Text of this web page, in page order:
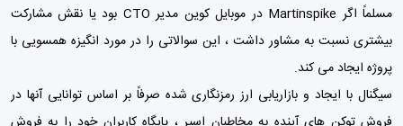
مسلماً اگر Martinspike در موبایل کوین مدیر CTO بود یا نقش مشاركت
بیشتری نسبت به مشاور داشت ، این سوالاتی را در مورد انگیزه همسویی با
پروژه ایجاد می كند.
سیگنال با ایجاد و بازاریابی ارز رمزنگاری شده صرفاً بر اساس توانایی آنها در